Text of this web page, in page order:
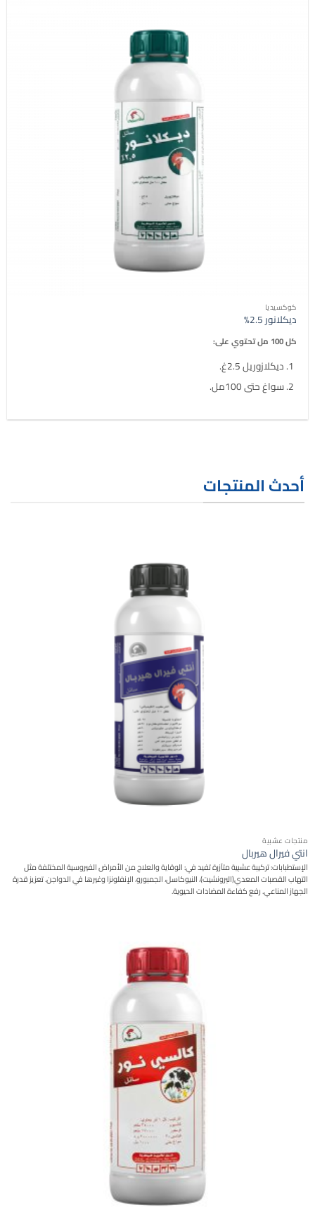
كوكسيديا
ديكلانور 2.5%
كل 100 مل تحتوي على:
ديكلازوريل 2.5غ.
سواغ حتى 100مل.
أحدث المنتجات
منتجات عشبية
انتي فيرال هيربال
الإستطبابات: تركيبة عشبية متآزرة تفيد في: الوقاية والعلاج من الأمراض الفيروسية المختلفة مثل
التهاب القصبات المعدي(البرونشيت)، النيوكاسل، الجمبورو، الإنفلونزا وغيرها في الدواجن. تعزيز قدرة
الجهاز المناعي. رفع كفاءة المضادات الحيوية.